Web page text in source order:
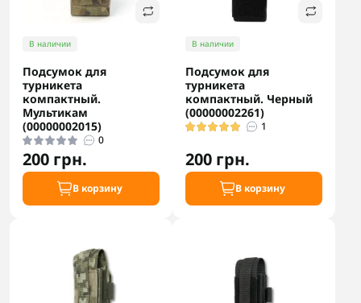
В наличии
Подсумок для
турникета
компактный.
Мультикам
(00000002015)
0
200 грн.
В корзину
В наличии
Подсумок для
турникета
компактный. Черный
(00000002261)
1
200 грн.
В корзину